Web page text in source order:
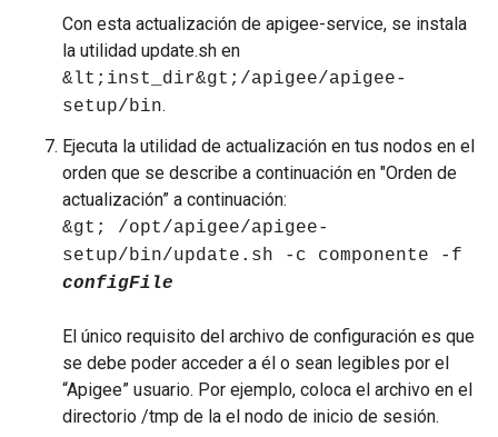
Con esta actualización de apigee-service, se instala
la utilidad update.sh en
&lt;inst_dir&gt;/apigee/apigee-
setup/bin.
Ejecuta la utilidad de actualización en tus nodos en el
orden que se describe a continuación en "Orden de
actualización” a continuación:
&gt; /opt/apigee/apigee-
setup/bin/update.sh -c componente -f
configFile
El único requisito del archivo de configuración es que
se debe poder acceder a él o sean legibles por el
“Apigee” usuario. Por ejemplo, coloca el archivo en el
directorio /tmp de la el nodo de inicio de sesión.